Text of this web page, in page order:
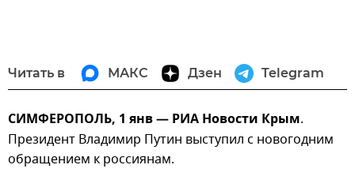
Читать в МАКС Дзен Telegram
СИМФЕРОПОЛЬ, 1 янв — РИА Новости Крым.
Президент Владимир Путин выступил с новогодним
обращением к россиянам.